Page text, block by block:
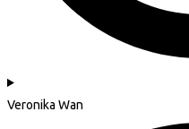
Veronika Wan